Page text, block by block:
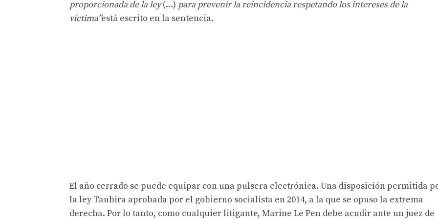
proporcionada de la ley(…) para prevenir la reincidencia respetando los intereses de la
víctima”está escrito en la sentencia.
El año cerrado se puede equipar con una pulsera electrónica. Una disposición permitida
la ley Taubira aprobada por el gobierno socialista en 2014, a la que se opuso la extrema
derecha. Por lo tanto, como cualquier litigante, Marine Le Pen debe acudir ante un juez de